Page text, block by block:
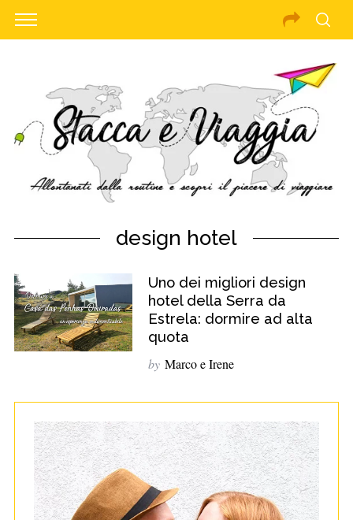
design hotel
Uno dei migliori design
hotel della Serra da
Estrela: dormire ad alta
quota
by Marco e Irene